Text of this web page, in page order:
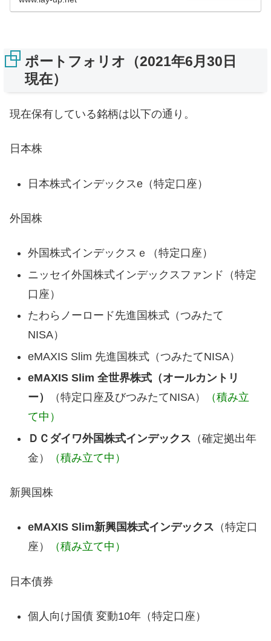
ポートフォリオ（2021年6月30日
現在）
現在保有している銘柄は以下の通り。
日本株
日本株式インデックスe（特定口座）
外国株
外国株式インデックスｅ（特定口座）
ニッセイ外国株式インデックスファンド（特定
口座）
たわらノーロード先進国株式（つみたて
NISA）
eMAXIS Slim 先進国株式（つみたてNISA）
eMAXIS Slim 全世界株式（オールカントリ
ー）
（特定口座及びつみたてNISA）
（積み立
て中）
ＤＣダイワ外国株式インデックス （確定拠出年
金）
（積み立て中）
新興国株
eMAXIS Slim新興国株式インデックス （特定口
座）
（積み立て中）
日本債券
個人向け国債 変動10年（特定口座）